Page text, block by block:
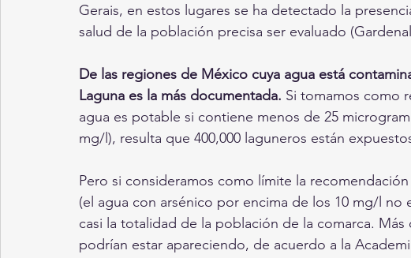
Gerais, en estos lugares se ha detectado la
salud de la población precisa ser evaluado
De las regiones de México cuya agua está
Laguna es la más documentada. Si tomamos como
agua es potable si contiene menos de 25
mg/l), resulta que 400,000 laguneros están
Pero si consideramos como límite la
(el agua con arsénico por encima de los 10 mg/l
casi la totalidad de la población de la comarca.
podrían estar apareciendo, de acuerdo a la